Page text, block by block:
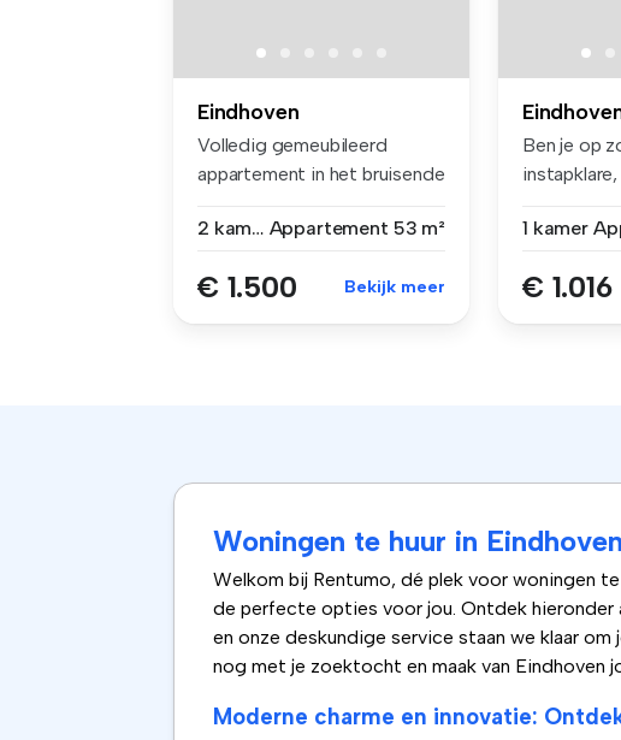
Eindhoven
Volledig gemeubileerd
appartement in het bruisende
2 kamers Appartement 53 m²
€ 1.500 Bekijk meer
Ben je op
1 kamer
€ 1.016
Woningen te huur in
Welkom bij Rentumo, dé plek voor woningen
de perfecte opties voor jou. Ontdek hieronder
en onze deskundige service staan we klaar
nog met je zoektocht en maak van Eindhoven
Moderne charme en innovatie: